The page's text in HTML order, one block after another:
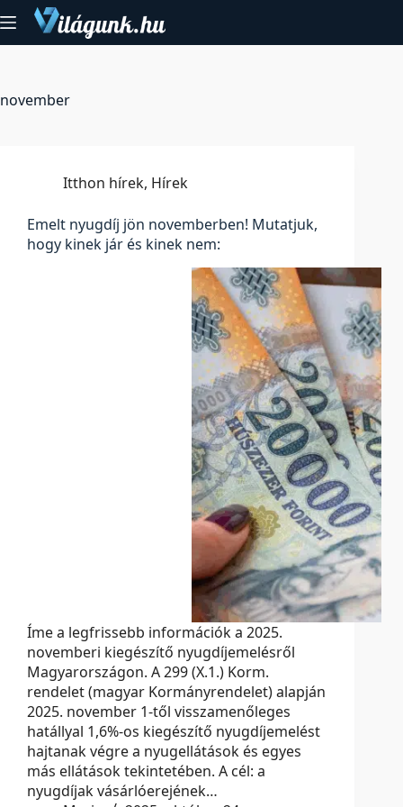
to
content
november
Itthon hírek, Hírek
Emelt nyugdíj jön novemberben! Mutatjuk,
hogy kinek jár és kinek nem:
Íme a legfrissebb információk a 2025.
novemberi kiegészítő nyugdíjemelésről
Magyarországon. A 299 (X.1.) Korm.
rendelet (magyar Kormányrendelet) alapján
2025. november 1-től visszamenőleges
hatállyal 1,6%-os kiegészítő nyugdíjemelést
hajtanak végre a nyugellátások és egyes
más ellátások tekintetében. A cél: a
nyugdíjak vásárlóerejének…